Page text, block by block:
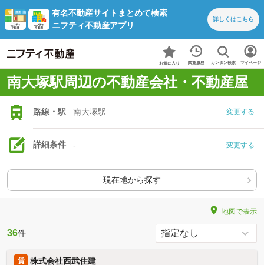
有名不動産サイトまとめて検索
ニフティ不動産アプリ
詳しくはこちら
お気に入り 閲覧履歴 カンタン検索 マイページ
南大塚駅周辺の不動産会社・不動産屋
路線・駅 南大塚駅 変更する
詳細条件 - 変更する
現在地から探す
地図で表示
36件
賃 株式会社西武住建